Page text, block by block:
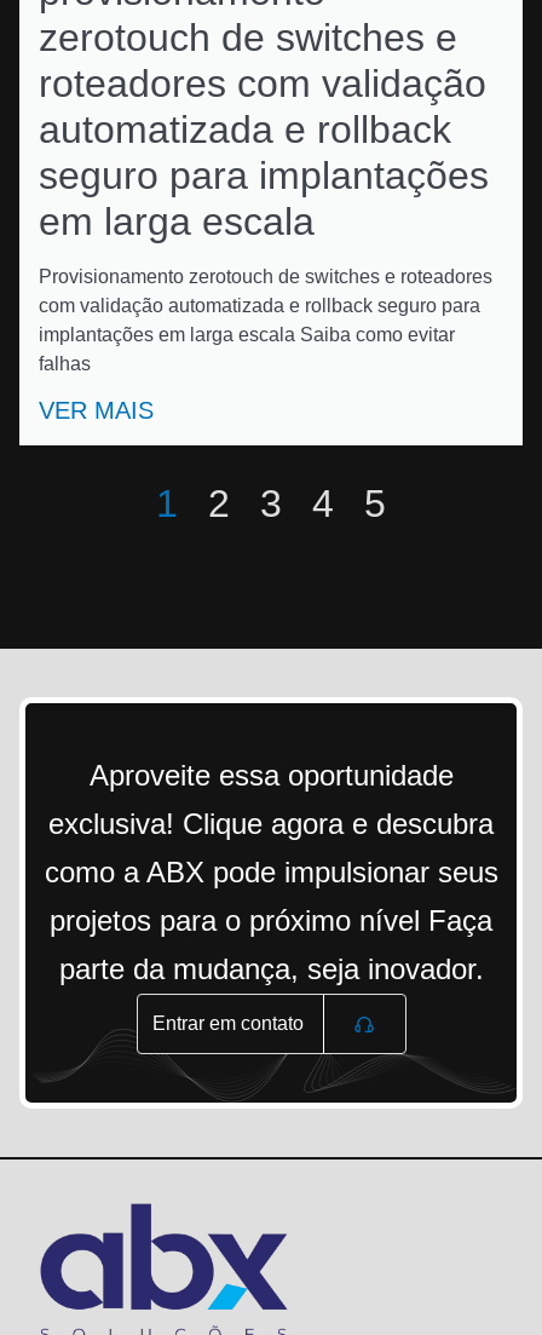
zerotouch de switches e
roteadores com validação
automatizada e rollback
seguro para implantações
em larga escala
Provisionamento zerotouch de switches e roteadores
com validação automatizada e rollback seguro para
implantações em larga escala Saiba como evitar
falhas
VER MAIS
1 2 3 4 5
Aproveite essa oportunidade
exclusiva! Clique agora e descubra
como a ABX pode impulsionar seus
projetos para o próximo nível Faça
parte da mudança, seja inovador.
Entrar em contato